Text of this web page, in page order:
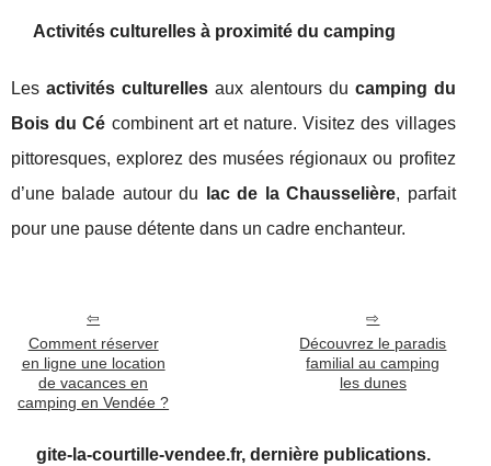
Activités culturelles à proximité du camping
Les activités culturellesaux alentours du camping du
Bois du Cé combinent art et nature. Visitez des villages
pittoresques, explorez des musées régionaux ou profitez
d’une balade autour du
lac de la Chausselière, parfait
pour une pause détente dans un cadre enchanteur.
Comment réserver
en ligne une location
de vacances en
camping en Vendée ?
Découvrez le paradis
familial au camping
les dunes
gite-la-courtille-vendee.fr, dernière publications.